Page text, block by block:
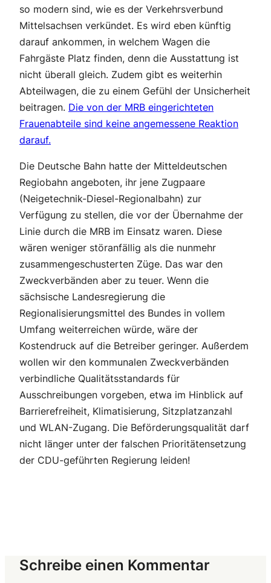
so modern sind, wie es der Verkehrsverbund
Mittelsachsen verkündet. Es wird eben künftig
darauf ankommen, in welchem Wagen die
Fahrgäste Platz finden, denn die Ausstattung ist
nicht überall gleich. Zudem gibt es weiterhin
Abteilwagen, die zu einem Gefühl der Unsicherheit
beitragen. Die von der MRB eingerichteten
Frauenabteile sind keine angemessene Reaktion
darauf.
Die Deutsche Bahn hatte der Mitteldeutschen
Regiobahn angeboten, ihr jene Zugpaare
(Neigetechnik-Diesel-Regionalbahn) zur
Verfügung zu stellen, die vor der Übernahme der
Linie durch die MRB im Einsatz waren. Diese
wären weniger störanfällig als die nunmehr
zusammengeschusterten Züge. Das war den
Zweckverbänden aber zu teuer. Wenn die
sächsische Landesregierung die
Regionalisierungsmittel des Bundes in vollem
Umfang weiterreichen würde, wäre der
Kostendruck auf die Betreiber geringer. Außerdem
wollen wir den kommunalen Zweckverbänden
verbindliche Qualitätsstandards für
Ausschreibungen vorgeben, etwa im Hinblick auf
Barrierefreiheit, Klimatisierung, Sitzplatzanzahl
und WLAN-Zugang. Die Beförderungsqualität darf
nicht länger unter der falschen Prioritätensetzung
der CDU-geführten Regierung leiden!
Schreibe einen Kommentar